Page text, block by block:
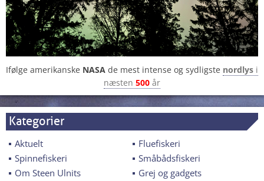
Ifølge amerikanske NASA de mest intense og sydligste nordlys i
næsten 500 år
Kategorier
Aktuelt
Fluefiskeri
Spinnefiskeri
Småbådsfiskeri
Om Steen Ulnits
Grej og gadgets